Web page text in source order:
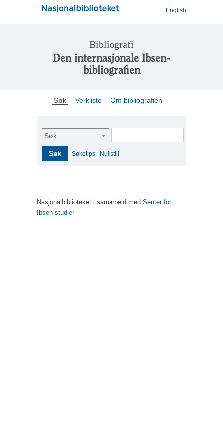
English
Bibliografi
Den internasjonale Ibsen-
bibliografien
Søk Verkliste Om bibliografien
Søk
Søk Søketips Nullstill
Nasjonalbiblioteket i samarbeid med Senter for
Ibsen-studier